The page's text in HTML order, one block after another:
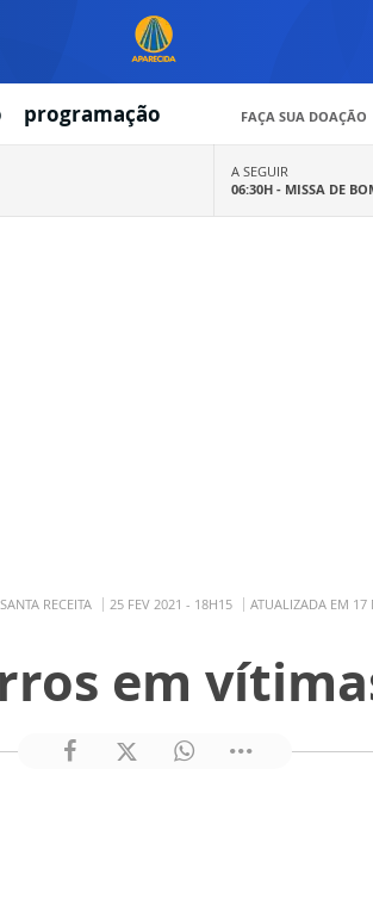
programação FAÇA SUA DOAÇÃO
A SEGUIR
06:30H - MISSA DE
RECEITA 25 FEV 2021 - 18H15 ATUALIZADA EM
em